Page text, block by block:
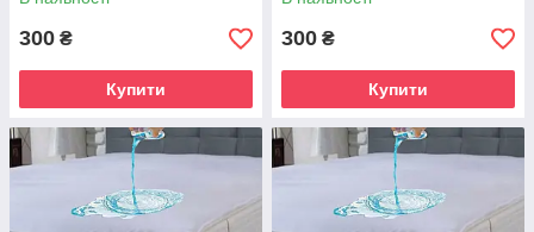
300 ₴
Купити
300 ₴
Купити